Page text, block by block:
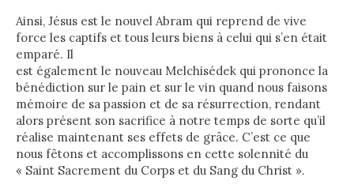
Ainsi, Jésus est le nouvel Abram qui reprend de vive
force les captifs et tous leurs biens à celui qui s’en était
emparé. Il
est également le nouveau Melchisédek qui prononce la
bénédiction sur le pain et sur le vin quand nous faisons
mémoire de sa passion et de sa résurrection, rendant
alors présent son sacrifice à notre temps de sorte qu’il
réalise maintenant ses effets de grâce. C’est ce que
nous fêtons et accomplissons en cette solennité du
« Saint Sacrement du Corps et du Sang du Christ ».